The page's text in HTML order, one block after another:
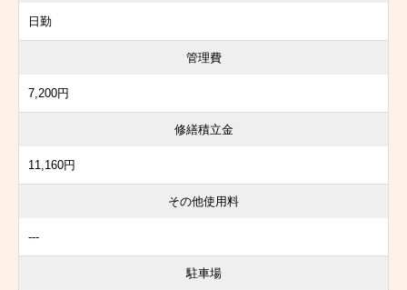
日勤
管理費
7,200円
修繕積立金
11,160円
その他使用料
---
駐車場